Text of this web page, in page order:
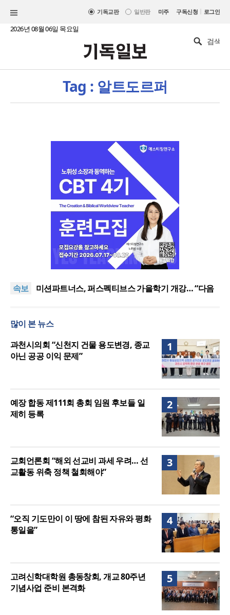
기독교판 일반판 미주 구독신청 | 로그인
2026년 08월 06일 목요일
Tag : 알트도르퍼
속보
사랑과 공의로 열리는 하나님 나라의 회복 원리
미션파트너스, 퍼스펙티브스 가을학기 개강… “다음
사랑과 공의로 열리는 하나님 나라의 회복 원리
어쿠스틱 피아노 찬송가 시리즈의 새 앨범 발매
많이 본 뉴스
1
과천시의회 “신천지 건물 용도변경, 종교
아닌 공공 이익 문제”
2
예장 합동 제111회 총회 임원 후보들 일
제히 등록
3
교회언론회 “해외 선교비 과세 우려… 선
교활동 위축 정책 철회해야”
4
“오직 기도만이 이 땅에 참된 자유와 평화
통일을”
5
고려신학대학원 총동창회, 개교 80주년
기념사업 준비 본격화